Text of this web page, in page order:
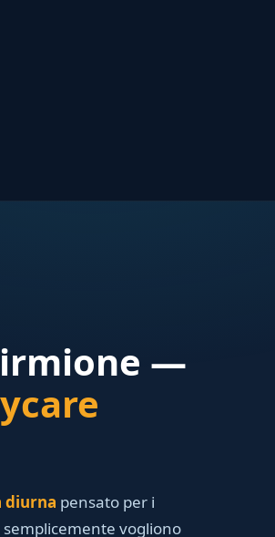
—
diurna pensato per i
vogliono